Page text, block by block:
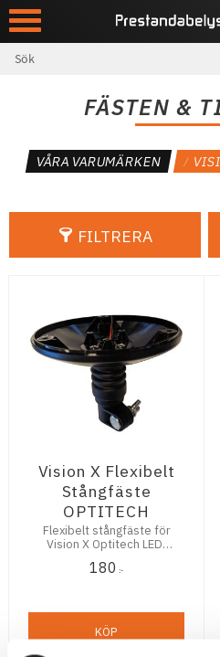
Meny
FÄSTEN &
VÅRA VARUMÄRKEN
FILTRERA
Vision X Flexibelt
Stångfäste
OPTITECH
Flexibelt stångfäste för
Vision X Optitech LED-
180 :-
KÖP